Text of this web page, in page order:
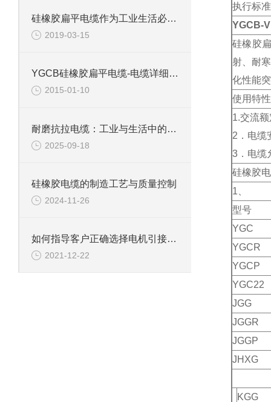
硅橡胶扁平电缆作为工业生活必需品如何预防老化
2019-03-15
YGCB硅橡胶扁平电缆-电缆详细参数
2015-01-10
耐磨抗拉电缆：工业与生活中的坚韧纽带
2025-09-18
硅橡胶电缆的制造工艺与质量控制
2024-11-26
如何指导客户正确选择电机引接线分以下两个方面
2021-12-22
执行标
YGCB-
硅橡胶
射、耐
化性能
使用特
1.交流
2．电缆
3．电缆
硅橡胶
1、
型号
YGC
YGCR
YGCP
YGC22
JGG
JGGR
JGGP
JHXG
KGG